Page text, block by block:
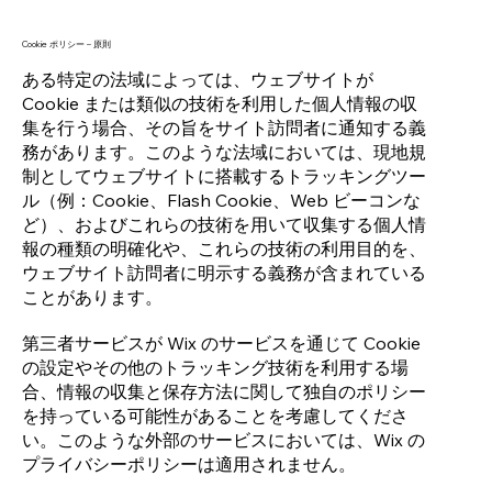
ある特定の法域によっては、ウェブサイトが
Cookie または類似の技術を利用した個人情報の収
集を行う場合、その旨をサイト訪問者に通知する義
務があります。このような法域においては、現地規
制としてウェブサイトに搭載するトラッキングツー
ル（例：Cookie、Flash Cookie、Web ビーコンな
ど）、およびこれらの技術を用いて収集する個人情
報の種類の明確化や、これらの技術の利用目的を、
ウェブサイト訪問者に明示する義務が含まれている
ことがあります。
第三者サービスが Wix のサービスを通じて Cookie
の設定やその他のトラッキング技術を利用する場
合、情報の収集と保存方法に関して独自のポリシー
を持っている可能性があることを考慮してくださ
い。このような外部のサービスにおいては、Wix の
プライバシーポリシーは適用されません。
Cookie ポリシー – 原則